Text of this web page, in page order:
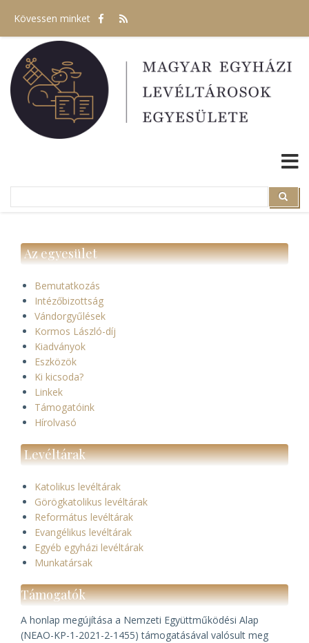
tartalomra
Kövessen minket
Search
Az egyesület
Bemutatkozás
Intézőbizottság
Vándorgyűlések
Kormos László-díj
Kiadványok
Eszközök
Ki kicsoda?
Linkek
Támogatóink
Hírolvasó
Levéltárak
Katolikus levéltárak
Görögkatolikus levéltárak
Református levéltárak
Evangélikus levéltárak
Egyéb egyházi levéltárak
Munkatársak
Támogatók
A honlap megújítása a Nemzeti Együttműködési Alap
(NEAO-KP-1-2021-2-1455) támogatásával valósult meg